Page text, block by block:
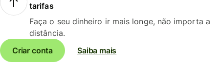
tarifas
Faça o seu dinheiro ir mais longe, não importa a
distância.
Criar conta
Saiba mais